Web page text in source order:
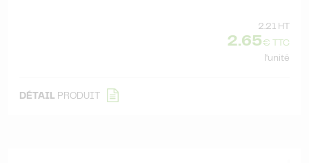
2.21 HT
2.65€ TTC
l'unité
DÉTAIL PRODUIT